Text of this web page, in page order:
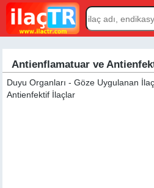
Antienflamatuar ve
Duyu Organları - Göze Uygulanan
Antienfektif İlaçlar